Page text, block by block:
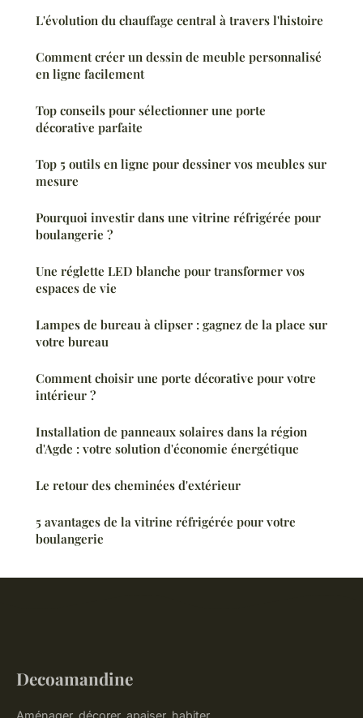
L'évolution du chauffage central à travers l'histoire
Comment créer un dessin de meuble personnalisé
en ligne facilement
Top conseils pour sélectionner une porte
décorative parfaite
Top 5 outils en ligne pour dessiner vos meubles sur
mesure
Pourquoi investir dans une vitrine réfrigérée pour
boulangerie ?
Une réglette LED blanche pour transformer vos
espaces de vie
Lampes de bureau à clipser : gagnez de la place sur
votre bureau
Comment choisir une porte décorative pour votre
intérieur ?
Installation de panneaux solaires dans la région
d'Agde : votre solution d'économie énergétique
Le retour des cheminées d'extérieur
5 avantages de la vitrine réfrigérée pour votre
boulangerie
Decoamandine